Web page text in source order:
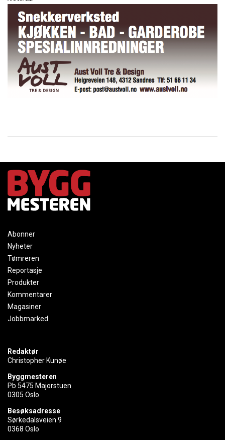
Abonner
Nyheter
Tømreren
Reportasje
Produkter
Kommentarer
Magasiner
Jobbmarked
Redaktør
Christopher Kunøe
Byggmesteren
Pb 5475 Majorstuen
0305 Oslo
Besøksadresse
Sørkedalsveien 9
0368 Oslo